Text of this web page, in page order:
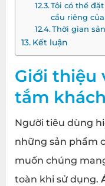
Tôi có thể
cầu riêng
Thời gian
Kết luận
Giới thiệu
tắm
Người tiêu dùng
những sản phẩm
muốn chúng
toàn khi sử dụng.